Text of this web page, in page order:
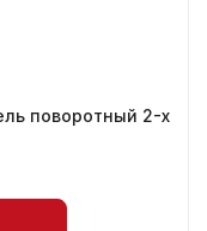
поворотный 2-х